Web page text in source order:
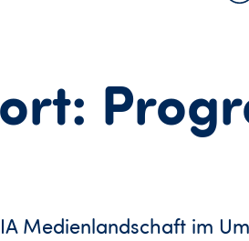
Medienlandschaft im